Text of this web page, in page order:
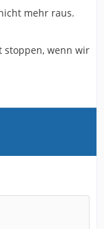
mehr raus.
stoppen, wenn wir